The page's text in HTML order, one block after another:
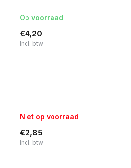
Op voorraad
€4,20
Incl. btw
Niet op voorraad
€2,85
Incl. btw